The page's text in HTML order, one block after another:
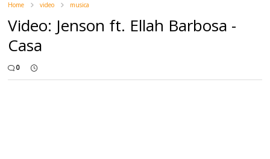
Home video musica
Video: Jenson ft. Ellah Barbosa -
Casa
0